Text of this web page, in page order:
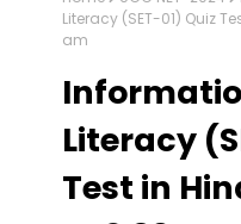
Literacy (SET-01) Quiz
am
Literacy
Test in